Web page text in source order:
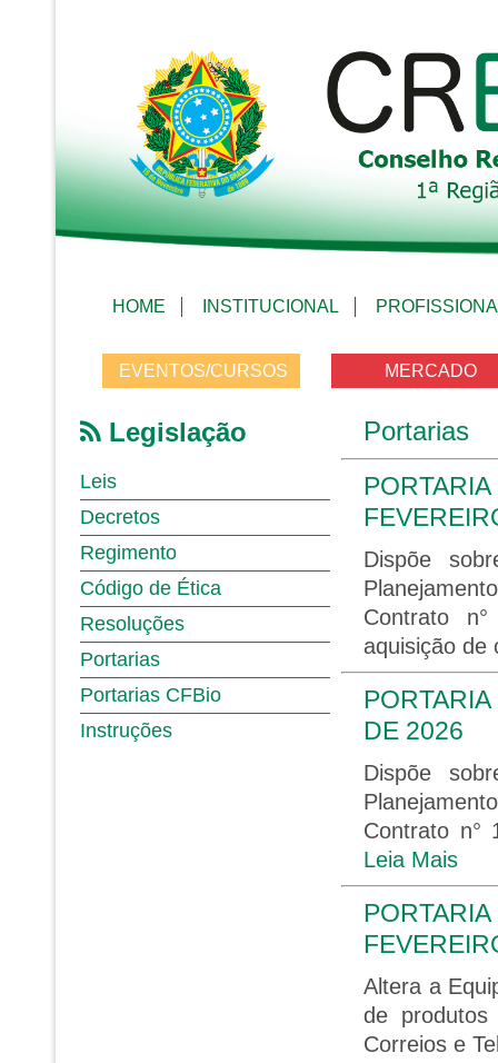
HOME INSTITUCIONAL
EVENTOS/CURSOS MERCADO
Legislação
Leis
Decretos
Regimento
Código de Ética
Resoluções
Portarias
Portarias CFBio
Instruções
Portarias
Dispõe
Contrato
aquisição
DE 2026
Dispõe
Contrato n°
Leia Mais
Altera a
de
Correios e